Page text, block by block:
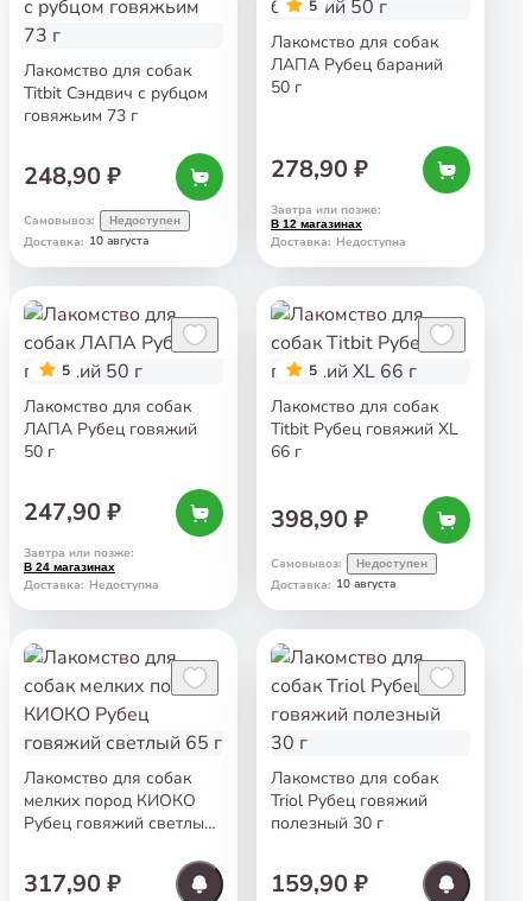
Лакомство для собак
Titbit Сэндвич с рубцом
говяжьим 73 г
248,90 ₽
Самовывоз: Недоступен
Доставка: 10 августа
5
Лакомство для собак
ЛАПА Рубец бараний
50 г
278,90 ₽
Завтра или позже:
В 12 магазинах
Доставка: Недоступна
5
Лакомство для собак
ЛАПА Рубец говяжий
50 г
247,90 ₽
Завтра или позже:
В 24 магазинах
Доставка: Недоступна
5
Лакомство для собак
Titbit Рубец говяжий XL
66 г
398,90 ₽
Самовывоз: Недоступен
Доставка: 10 августа
Лакомство для собак
мелких пород КИОКО
Рубец говяжий светлый
317,90 ₽
Лакомство для собак
Triol Рубец говяжий
полезный 30 г
159,90 ₽